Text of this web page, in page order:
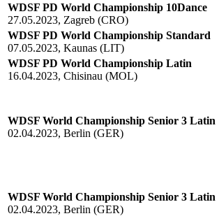
WDSF PD World Championship 10Dance
27.05.2023, Zagreb (CRO)
WDSF PD World Championship Standard
07.05.2023, Kaunas (LIT)
WDSF PD World Championship Latin
16.04.2023, Chisinau (MOL)
WDSF World Championship Senior 3 Latin
02.04.2023, Berlin (GER)
WDSF World Championship Senior 3 Latin
02.04.2023, Berlin (GER)